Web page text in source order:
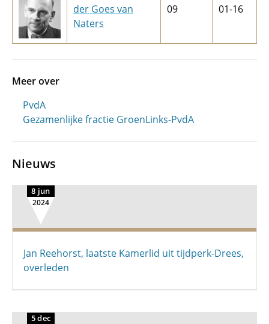
der Goes van
Naters
09
01-16
Meer over
PvdA
Gezamenlijke fractie GroenLinks-PvdA
Nieuws
8 jun
2024
Jan Reehorst, laatste Kamerlid uit tijdperk-Drees,
overleden
5 dec